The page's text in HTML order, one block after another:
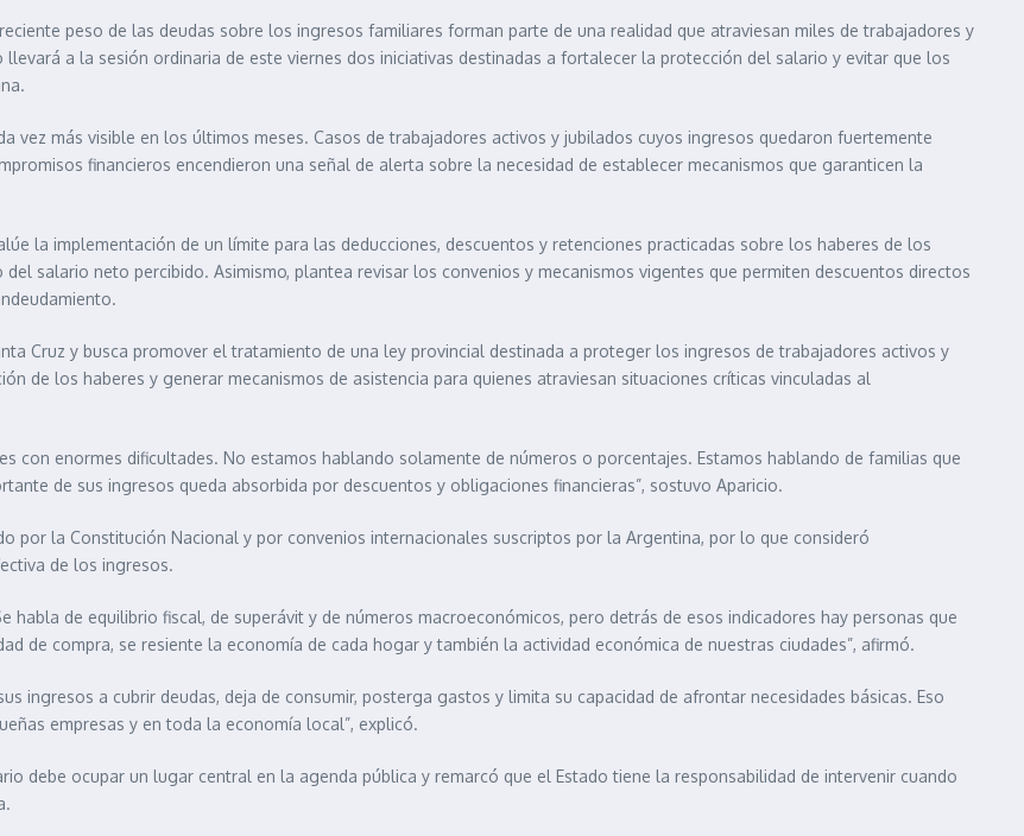
peso de las deudas sobre los ingresos familiares forman parte de una realidad que atraviesan miles de trabajadores y
a la sesión ordinaria de este viernes dos iniciativas destinadas a fortalecer la protección del salario y evitar que los
vez más visible en los últimos meses. Casos de trabajadores activos y jubilados cuyos ingresos quedaron fuertemente
financieros encendieron una señal de alerta sobre la necesidad de establecer mecanismos que garanticen la
la implementación de un límite para las deducciones, descuentos y retenciones practicadas sobre los haberes de los
salario neto percibido. Asimismo, plantea revisar los convenios y mecanismos vigentes que permiten descuentos directos
Cruz y busca promover el tratamiento de una ley provincial destinada a proteger los ingresos de trabajadores activos y
de los haberes y generar mecanismos de asistencia para quienes atraviesan situaciones críticas vinculadas al
con enormes dificultades. No estamos hablando solamente de números o porcentajes. Estamos hablando de familias que
de sus ingresos queda absorbida por descuentos y obligaciones financieras”, sostuvo Aparicio.
por la Constitución Nacional y por convenios internacionales suscriptos por la Argentina, por lo que consideró
de los ingresos.
de equilibrio fiscal, de superávit y de números macroeconómicos, pero detrás de esos indicadores hay personas que
de compra, se resiente la economía de cada hogar y también la actividad económica de nuestras ciudades”, afirmó.
ingresos a cubrir deudas, deja de consumir, posterga gastos y limita su capacidad de afrontar necesidades básicas. Eso
empresas y en toda la economía local”, explicó.
debe ocupar un lugar central en la agenda pública y remarcó que el Estado tiene la responsabilidad de intervenir cuando